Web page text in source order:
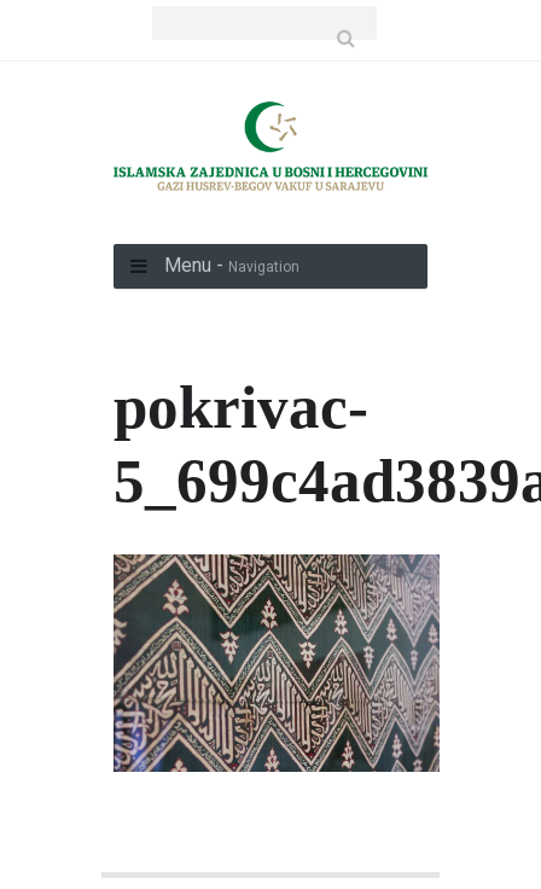
Menu - Navigation
pokrivac-